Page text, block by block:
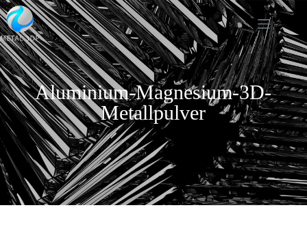
Aluminium-Magnesium-3D-
Metallpulver